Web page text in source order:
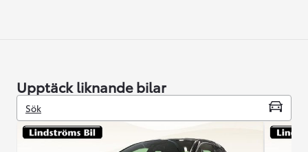
Upptäck liknande bilar
Sök